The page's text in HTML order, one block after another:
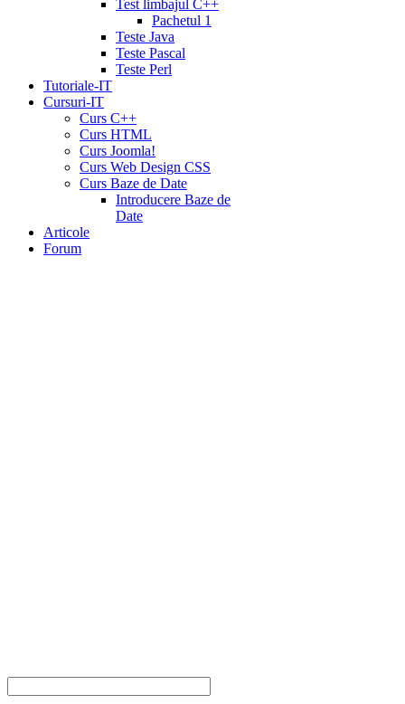
Test limbajul C++
Pachetul 1
Teste Java
Teste Pascal
Teste Perl
Tutoriale-IT
Cursuri-IT
Curs C++
Curs HTML
Curs Joomla!
Curs Web Design CSS
Curs Baze de Date
Introducere Baze de
Date
Articole
Forum